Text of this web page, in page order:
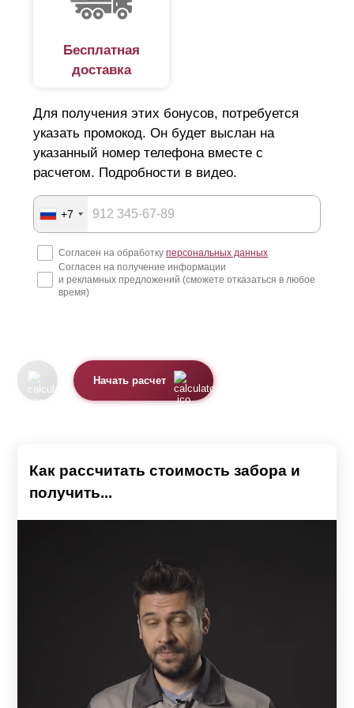
строительных организаций. Конструкция легко
устанавливается на кирпичные опоры без привлечения
спецтехники. Сборка забора напоминает конструктор
получится.
Заборы изготавливаются по размерам заказчика и
имеют технологические отверстия, что упрощает
высверливать самостоятельно. Также установка не
требует сварки. Крепление поставляется вместе с
продукцией. Если в процессе работы возникнут какие-
либо вопросы, наши специалисты готовы в любой
Почему именно жалюзи
прослужит гораздо дольше, нежели дерево или
конструкции, от 0,5 мм до 1,5 мм и имеет следующие
Конструкция из кирпичных опор и жалюзи
отличается надежностью, долговечностью и
эстетичным видом.
Бесплатная
доставка
Для получения этих бонусов, потребуется
указать промокод. Он будет выслан на
указанный номер телефона вместе с
расчетом. Подробности в видео.
+7
Согласен на обработку персональных данных
Согласен на получение информации
и рекламных предложений (сможете отказаться в любое
время)
Начать расчет
Как рассчитать стоимость забора и
получить...